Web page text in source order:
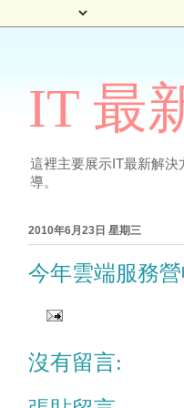
IT 最
這裡主要展示IT最新解決
導。
2010年6月23日 星期三
今年雲端服務
沒有留言: